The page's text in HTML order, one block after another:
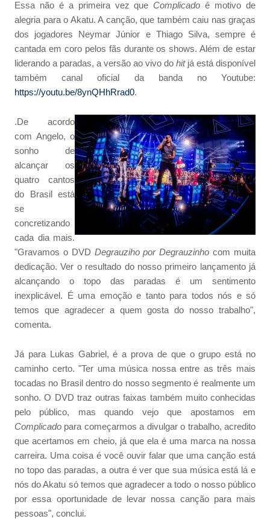
Essa não é a primeira vez que Complicado é motivo de
alegria para o Akatu. A canção, que também caiu nas graças
dos jogadores Neymar Júnior e Thiago Silva, sempre é
cantada em coro pelos fãs durante os shows. Além de estar
liderando a paradas, a versão ao vivo do hit já está disponível
também canal oficial da banda no Youtube:
https://youtu.be/8ynQHhRrad0.
.De acordo
com Angelo, o
sonho de
alcançar os
quatro cantos
do Brasil está
se
concretizando
cada dia mais.
"Gravamos o DVD Degrauziho por Degrauzinho com muita
dedicação. Ver o resultado do nosso primeiro lançamento já
alcançando o topo das paradas é um sentimento
inexplicável. É uma emoção e tanto para todos nós e só
temos que agradecer a quem gosta do nosso trabalho",
comenta.
Já para Lukas Gabriel, é a prova de que o grupo está no
caminho certo. "Ter uma música nossa entre as três mais
tocadas no Brasil dentro do nosso segmento é realmente um
sonho. O DVD traz outras faixas também muito conhecidas
pelo público, mas quando vejo que apostamos em
Complicado para começarmos a divulgar o trabalho, acredito
que acertamos em cheio, já que ela é uma marca na nossa
carreira. Uma coisa é você ouvir falar que uma canção está
no topo das paradas, a outra é ver que sua música está lá e
nós do Akatu só temos que agradecer a todo o nosso público
por essa oportunidade de levar nossa canção para mais
pessoas", conclui.